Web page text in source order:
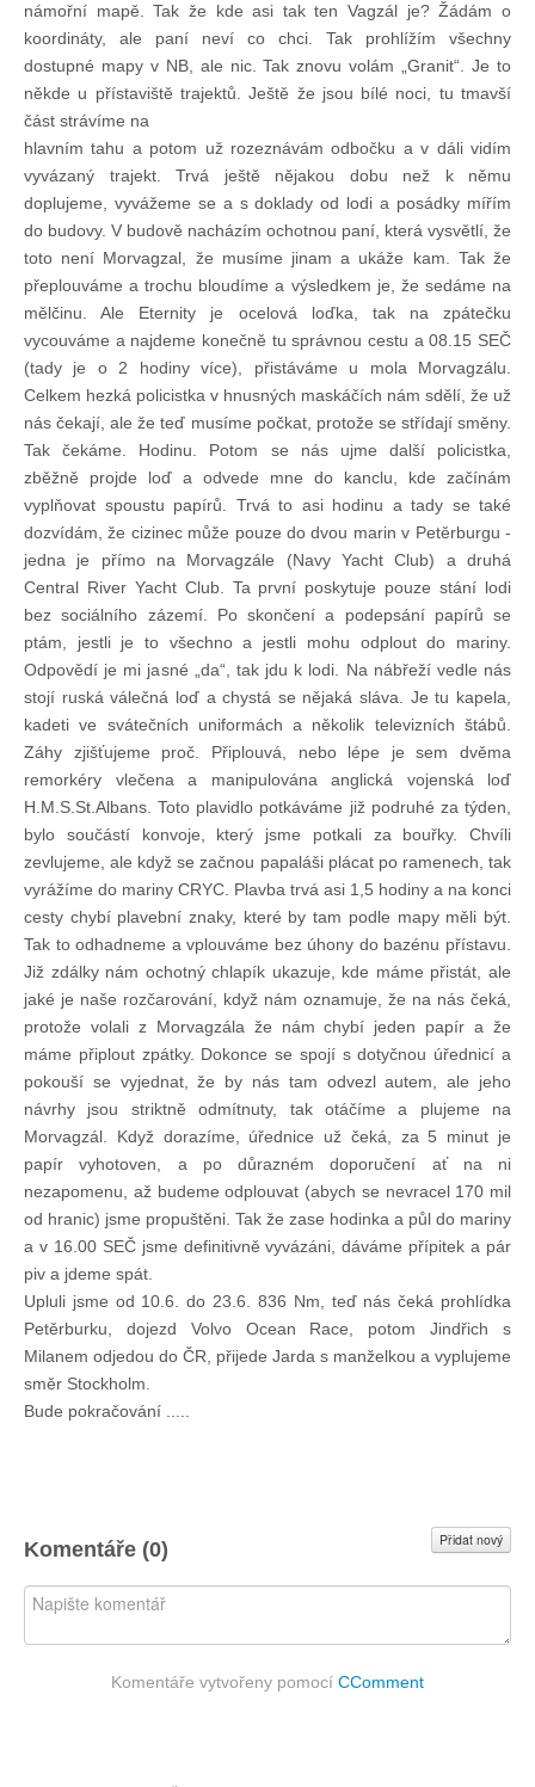
námořní mapě. Tak že kde asi tak ten Vagzál je? Žádám o
koordináty, ale paní neví co chci. Tak prohlížím všechny
dostupné mapy v NB, ale nic. Tak znovu volám „Granit“. Je to
někde u přístaviště trajektů. Ještě že jsou bílé noci, tu tmavší
část strávíme na
hlavním tahu a potom už rozeznávám odbočku a v dáli vidím
vyvázaný trajekt. Trvá ještě nějakou dobu než k němu
doplujeme, vyvážeme se a s doklady od lodi a posádky mířím
do budovy. V budově nacházím ochotnou paní, která vysvětlí, že
toto není Morvagzal, že musíme jinam a ukáže kam. Tak že
přeplouváme a trochu bloudíme a výsledkem je, že sedáme na
mělčinu. Ale Eternity je ocelová loďka, tak na zpátečku
vycouváme a najdeme konečně tu správnou cestu a 08.15 SEČ
(tady je o 2 hodiny více), přistáváme u mola Morvagzálu.
Celkem hezká policistka v hnusných maskáčích nám sdělí, že už
nás čekají, ale že teď musíme počkat, protože se střídají směny.
Tak čekáme. Hodinu. Potom se nás ujme další policistka,
zběžně projde loď a odvede mne do kanclu, kde začínám
vyplňovat spoustu papírů. Trvá to asi hodinu a tady se také
dozvídám, že cizinec může pouze do dvou marin v Petěrburgu -
jedna je přímo na Morvagzále (Navy Yacht Club) a druhá
Central River Yacht Club. Ta první poskytuje pouze stání lodi
bez sociálního zázemí. Po skončení a podepsání papírů se
ptám, jestli je to všechno a jestli mohu odplout do mariny.
Odpovědí je mi jasné „da“, tak jdu k lodi. Na nábřeží vedle nás
stojí ruská válečná loď a chystá se nějaká sláva. Je tu kapela,
kadeti ve svátečních uniformách a několik televizních štábů.
Záhy zjišťujeme proč. Připlouvá, nebo lépe je sem dvěma
remorkéry vlečena a manipulována anglická vojenská loď
H.M.S.St.Albans. Toto plavidlo potkáváme již podruhé za týden,
bylo součástí konvoje, který jsme potkali za bouřky. Chvíli
zevlujeme, ale když se začnou papaláši plácat po ramenech, tak
vyrážíme do mariny CRYC. Plavba trvá asi 1,5 hodiny a na konci
cesty chybí plavební znaky, které by tam podle mapy měli být.
Tak to odhadneme a vplouváme bez úhony do bazénu přístavu.
Již zdálky nám ochotný chlapík ukazuje, kde máme přistát, ale
jaké je naše rozčarování, když nám oznamuje, že na nás čeká,
protože volali z Morvagzála že nám chybí jeden papír a že
máme připlout zpátky. Dokonce se spojí s dotyčnou úřednicí a
pokouší se vyjednat, že by nás tam odvezl autem, ale jeho
návrhy jsou striktně odmítnuty, tak otáčíme a plujeme na
Morvagzál. Když dorazíme, úřednice už čeká, za 5 minut je
papír vyhotoven, a po důrazném doporučení ať na ni
nezapomenu, až budeme odplouvat (abych se nevracel 170 mil
od hranic) jsme propuštěni. Tak že zase hodinka a půl do mariny
a v 16.00 SEČ jsme definitivně vyvázáni, dáváme přípitek a pár
piv a jdeme spát.
Upluli jsme od 10.6. do 23.6. 836 Nm, teď nás čeká prohlídka
Petěrburku, dojezd Volvo Ocean Race, potom Jindřich s
Milanem odjedou do ČR, přijede Jarda s manželkou a vyplujeme
směr Stockholm.
Bude pokračování .....
Komentáře (0) Přidat nový
Komentáře vytvořeny pomocí CComment